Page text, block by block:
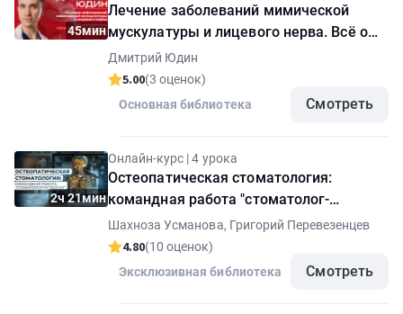
45мин
Лечение заболеваний мимической
мускулатуры и лицевого нерва. Всё о
взаимосвязи «Мозг — Мышцы — Сустав
— Окклюзия»
Дмитрий Юдин
5.00(3 оценок)
Основная библиотека
Смотреть
2ч 21мин
Онлайн-курс | 4 урока
Остеопатическая стоматология:
командная работа "стоматолог-
остеопат"
Шахноза Усманова, Григорий Перевезенцев
4.80(10 оценок)
Эксклюзивная библиотека
Смотреть